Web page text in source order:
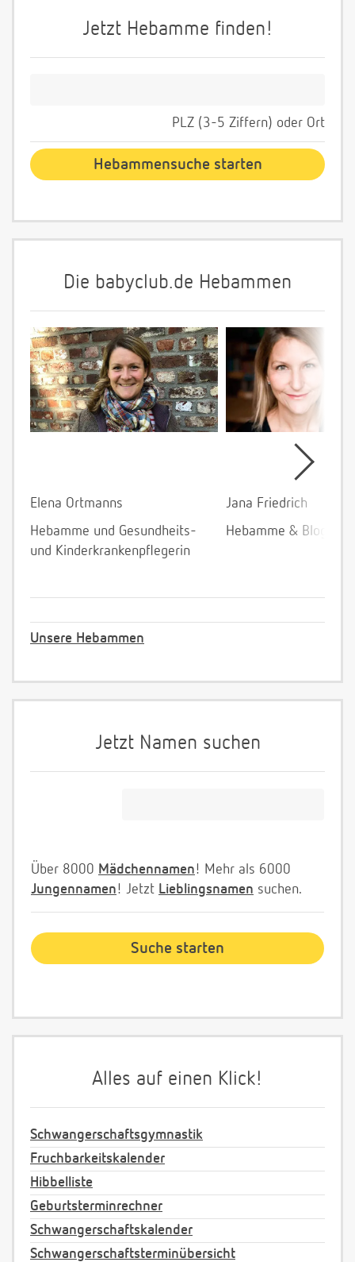
Jetzt Hebamme finden!
PLZ (3-5 Ziffern) oder Ort
Die babyclub.de Hebammen
Elena Ortmanns
Hebamme und Gesundheits-
und Kinderkrankenpflegerin
Jana Friedrich
Hebamme &
Unsere Hebammen
Jetzt Namen suchen
Über 8000 Mädchennamen! Mehr als 6000
Jungennamen! Jetzt Lieblingsnamen suchen.
Alles auf einen Klick!
Schwangerschaftsgymnastik
Fruchbarkeitskalender
Hibbelliste
Geburtsterminrechner
Schwangerschaftskalender
Schwangerschaftsterminübersicht